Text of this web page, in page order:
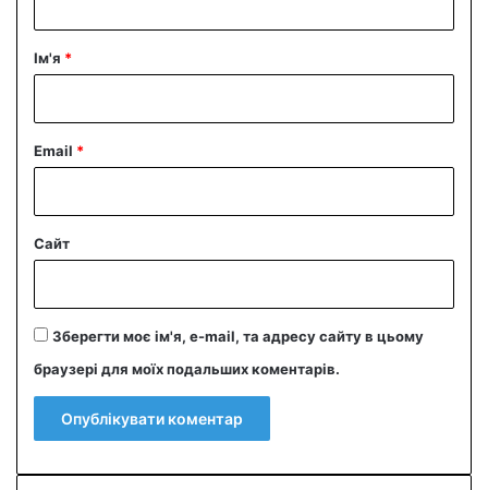
рІм'я *
Email *
Сайт
Зберегти моє ім'я, e-mail, та адресу сайту в цьому
браузері для моїх подальших коментарів.